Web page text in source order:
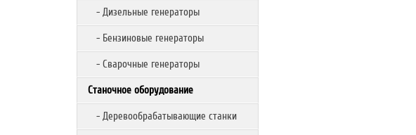
- Дизельные генераторы
- Бензиновые генераторы
- Сварочные генераторы
Станочное оборудование
- Деревообрабатывающие станки